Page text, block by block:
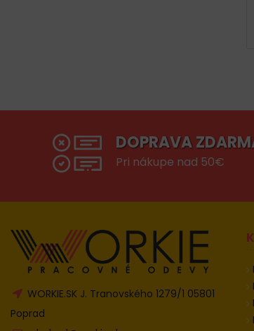
DOPRAVA
Pri nákupe nad 50€
WORKIE.SK J. Tranovského 1279/1 05801
Poprad